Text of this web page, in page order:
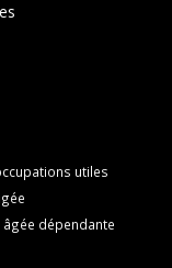
utiles
âgée dépendante